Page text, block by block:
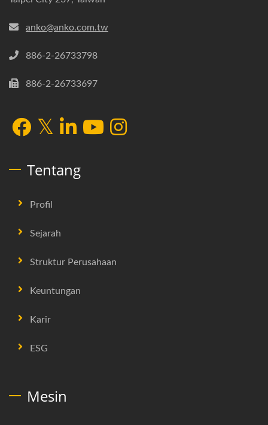
anko@anko.com.tw
886-2-26733798
886-2-26733697
Tentang
Profil
Sejarah
Struktur Perusahaan
Keuntungan
Karir
ESG
Mesin